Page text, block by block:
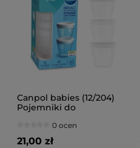
Canpol babies (12/204)
Pojemniki do
pokarmu 4 szt. 180 ml
0 ocen
21,00 zł